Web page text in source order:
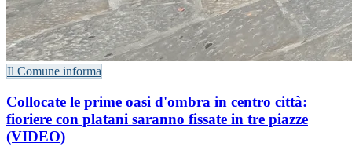
Il Comune informa
Collocate le prime oasi d'ombra in centro città:
fioriere con platani saranno fissate in tre piazze
(VIDEO)